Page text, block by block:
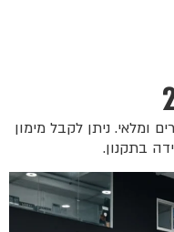
ומלאי. ניתן לקבל מימון
בתקנון.